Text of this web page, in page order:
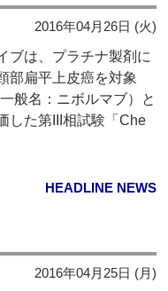
2016年04月26日 (火)
ブは、プラチナ製剤に
部扁平上皮癌を対象
般名：ニボルマブ）と
した第III相試験「Che
HEADLINE NEWS
2016年04月25日 (月)